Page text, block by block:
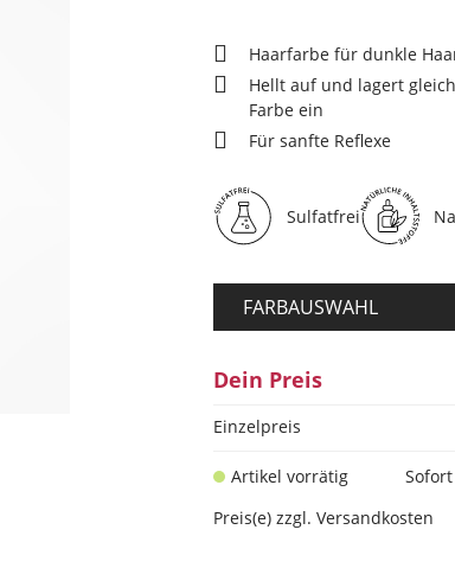
Haarfarbe für dunkle
Hellt auf und lagert
Farbe ein
Für sanfte Reflexe
Sulfatfrei
FARBAUSWAHL
Dein Preis
Einzelpreis
Artikel vorrätig
Preis(e) zzgl. Versandkosten